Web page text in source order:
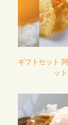
ギフトセット
ット